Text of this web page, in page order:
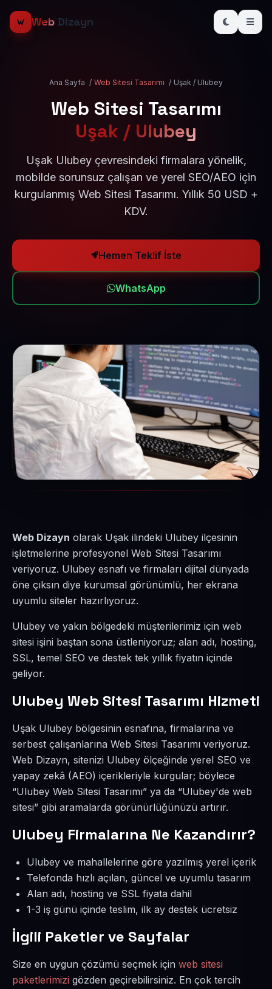
Web Dizayn
Ana Sayfa / Web Sitesi Tasarımı / Uşak / Ulubey
Web Sitesi Tasarımı
Uşak / Ulubey
Uşak Ulubey çevresindeki firmalara yönelik,
mobilde sorunsuz çalışan ve yerel SEO/AEO için
kurgulanmış Web Sitesi Tasarımı. Yıllık 50 USD +
KDV.
Hemen Teklif İste
WhatsApp
Web Dizayn olarak Uşak ilindeki Ulubey ilçesinin
işletmelerine profesyonel Web Sitesi Tasarımı
veriyoruz. Ulubey esnafı ve firmaları dijital dünyada
öne çıksın diye kurumsal görünümlü, her ekrana
uyumlu siteler hazırlıyoruz.
Ulubey ve yakın bölgedeki müşterilerimiz için web
sitesi işini baştan sona üstleniyoruz; alan adı, hosting,
SSL, temel SEO ve destek tek yıllık fiyatın içinde
geliyor.
Ulubey Web Sitesi Tasarımı Hizmeti
Uşak Ulubey bölgesinin esnafına, firmalarına ve
serbest çalışanlarına Web Sitesi Tasarımı veriyoruz.
Web Dizayn, sitenizi Ulubey ölçeğinde yerel SEO ve
yapay zekâ (AEO) içerikleriyle kurgular; böylece
“Ulubey Web Sitesi Tasarımı” ya da “Ulubey'de web
sitesi” gibi aramalarda görünürlüğünüzü artırır.
Ulubey Firmalarına Ne Kazandırır?
Ulubey ve mahallelerine göre yazılmış yerel içerik
Telefonda hızlı açılan, güncel ve uyumlu tasarım
Alan adı, hosting ve SSL fiyata dahil
1-3 iş günü içinde teslim, ilk ay destek ücretsiz
İlgili Paketler ve Sayfalar
Size en uygun çözümü seçmek için web sitesi
paketlerimizi gözden geçirebilirsiniz. En çok tercih